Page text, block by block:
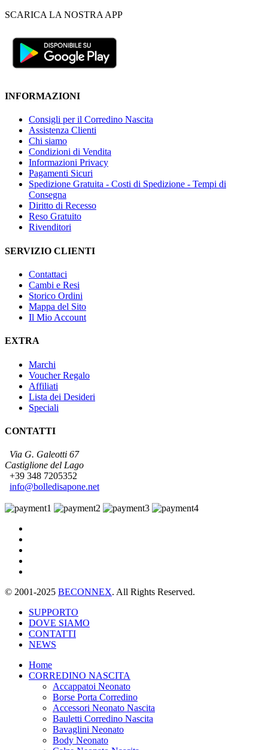
SCARICA LA NOSTRA APP
INFORMAZIONI
Consigli per il Corredino Nascita
Assistenza Clienti
Chi siamo
Condizioni di Vendita
Informazioni Privacy
Pagamenti Sicuri
Spedizione Gratuita - Costi di Spedizione - Tempi di
Consegna
Diritto di Recesso
Reso Gratuito
Rivenditori
SERVIZIO CLIENTI
Contattaci
Cambi e Resi
Storico Ordini
Mappa del Sito
Il Mio Account
EXTRA
Marchi
Voucher Regalo
Affiliati
Lista dei Desideri
Speciali
CONTATTI
Via G. Galeotti 67
Castiglione del Lago
+39 348 7205352
info@bolledisapone.net
© 2001-2025 BECONNEX. All Rights Reserved.
SUPPORTO
DOVE SIAMO
CONTATTI
NEWS
Home
CORREDINO NASCITA
Accappatoi Neonato
Borse Porta Corredino
Accessori Neonato Nascita
Bauletti Corredino Nascita
Bavaglini Neonato
Body Neonato